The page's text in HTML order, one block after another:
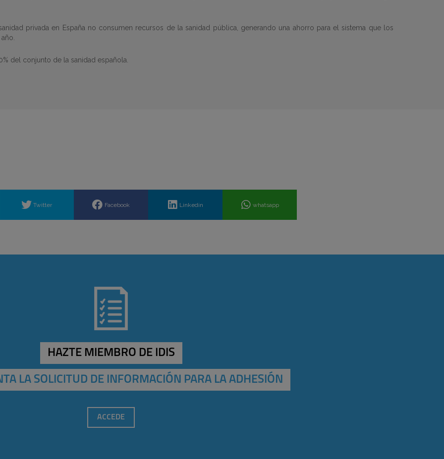
privada en España no consumen recursos de la sanidad pública, generando una ahorro para el sistema que los
del conjunto de la sanidad española.
Twitter Facebook Linkedin whatsapp
HAZTE MIEMBRO DE IDIS
LA SOLICITUD DE INFORMACIÓN PARA LA ADHESIÓN
ACCEDE